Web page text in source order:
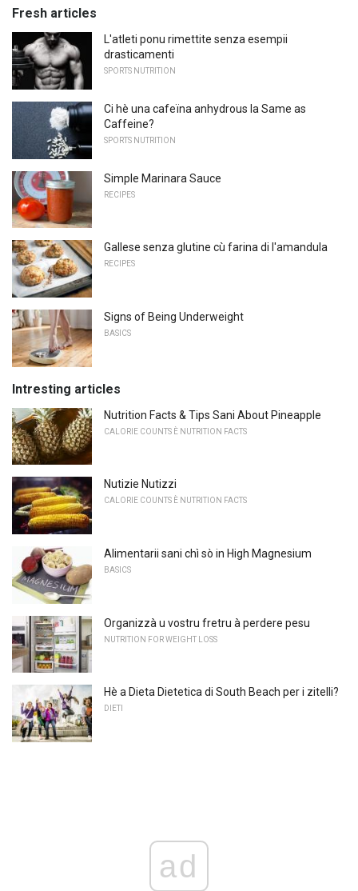
Fresh articles
L'atleti ponu rimettite senza esempii
drasticamenti
SPORTS NUTRITION
Ci hè una cafeïna anhydrous la Same as
Caffeine?
SPORTS NUTRITION
Simple Marinara Sauce
RECIPES
Gallese senza glutine cù farina di l'amandula
RECIPES
Signs of Being Underweight
BASICS
Intresting articles
Nutrition Facts & Tips Sani About Pineapple
CALORIE COUNTS È NUTRITION FACTS
Nutizie Nutizzi
CALORIE COUNTS È NUTRITION FACTS
Alimentarii sani chì sò in High Magnesium
BASICS
Organizzà u vostru fretru à perdere pesu
NUTRITION FOR WEIGHT LOSS
Hè a Dieta Dietetica di South Beach per i zitelli?
DIETI
ad